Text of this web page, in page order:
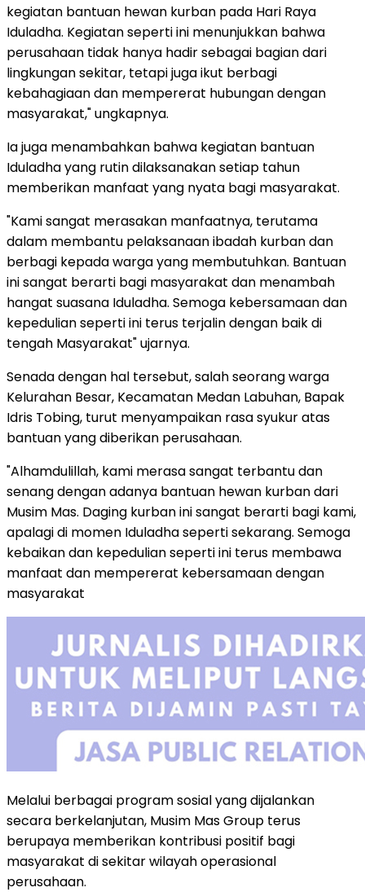
kegiatan bantuan hewan kurban pada Hari Raya
Iduladha. Kegiatan seperti ini menunjukkan bahwa
perusahaan tidak hanya hadir sebagai bagian dari
lingkungan sekitar, tetapi juga ikut berbagi
kebahagiaan dan mempererat hubungan dengan
masyarakat," ungkapnya.
Ia juga menambahkan bahwa kegiatan bantuan
Iduladha yang rutin dilaksanakan setiap tahun
memberikan manfaat yang nyata bagi masyarakat.
"Kami sangat merasakan manfaatnya, terutama
dalam membantu pelaksanaan ibadah kurban dan
berbagi kepada warga yang membutuhkan. Bantuan
ini sangat berarti bagi masyarakat dan menambah
hangat suasana Iduladha. Semoga kebersamaan dan
kepedulian seperti ini terus terjalin dengan baik di
tengah Masyarakat" ujarnya.
Senada dengan hal tersebut, salah seorang warga
Kelurahan Besar, Kecamatan Medan Labuhan, Bapak
Idris Tobing, turut menyampaikan rasa syukur atas
bantuan yang diberikan perusahaan.
"Alhamdulillah, kami merasa sangat terbantu dan
senang dengan adanya bantuan hewan kurban dari
Musim Mas. Daging kurban ini sangat berarti bagi kami,
apalagi di momen Iduladha seperti sekarang. Semoga
kebaikan dan kepedulian seperti ini terus membawa
manfaat dan mempererat kebersamaan dengan
masyarakat
Melalui berbagai program sosial yang dijalankan
secara berkelanjutan, Musim Mas Group terus
berupaya memberikan kontribusi positif bagi
masyarakat di sekitar wilayah operasional
perusahaan.